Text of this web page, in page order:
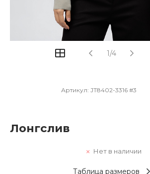
1/4
Артикул: JT8402-3316 #3
Лонгслив
Нет в наличии
Таблица размеров